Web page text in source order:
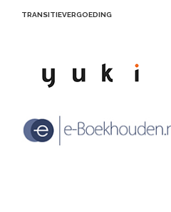
TRANSITIEVERGOEDING